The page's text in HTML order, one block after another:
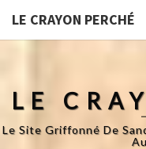
LE CRAYON PERCHÉ
LE
Le Site Griffonné De